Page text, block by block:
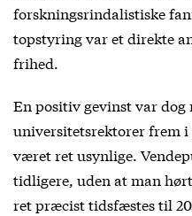
forskningsrindalistiske
topstyring var et direkte
frihed.
En positiv gevinst var dog
universitetsrektorer frem i
været ret usynlige.
tidligere, uden at man
ret præcist tidsfæstes til